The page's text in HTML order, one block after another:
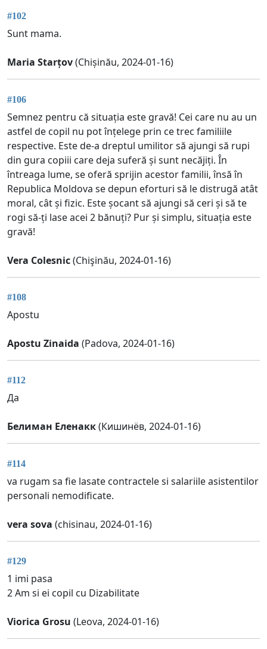
#102
Sunt mama.
Maria Starțov(Chișinău, 2024-01-16)
#106
Semnez pentru că situația este gravă! Cei care nu au un
astfel de copil nu pot înțelege prin ce trec familiile
respective. Este de-a dreptul umilitor să ajungi să rupi
din gura copiii care deja suferă și sunt necăjiți. În
întreaga lume, se oferă sprijin acestor familii, însă în
Republica Moldova se depun eforturi să le distrugă atât
moral, cât și fizic. Este șocant să ajungi să ceri și să te
rogi să-ți lase acei 2 bănuți? Pur și simplu, situația este
gravă!
Vera Colesnic(Chişinău, 2024-01-16)
#108
Apostu
Apostu Zinaida (Padova, 2024-01-16)
#112
Да
Белиман Еленакк(Кишинёв, 2024-01-16)
#114
va rugam sa fie lasate contractele si salariile asistentilor
personali nemodificate.
vera sova (chisinau, 2024-01-16)
#129
1 imi pasa
2 Am si ei copil cu Dizabilitate
Viorica Grosu (Leova, 2024-01-16)